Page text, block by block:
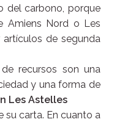
del carbono, porque
Amiens Nord o Les
de segunda
recursos son una
y una forma de
Les Astelles
carta. En cuanto a